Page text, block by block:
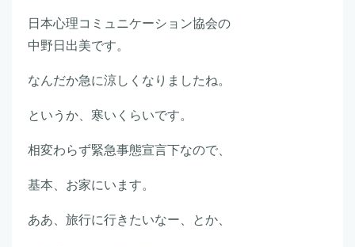
日本心理コミュニケーション協会の
中野日出美です。
なんだか急に涼しくなりましたね。
というか、寒いくらいです。
相変わらず緊急事態宣言下なので、
基本、お家にいます。
ああ、旅行に行きたいなー、とか、